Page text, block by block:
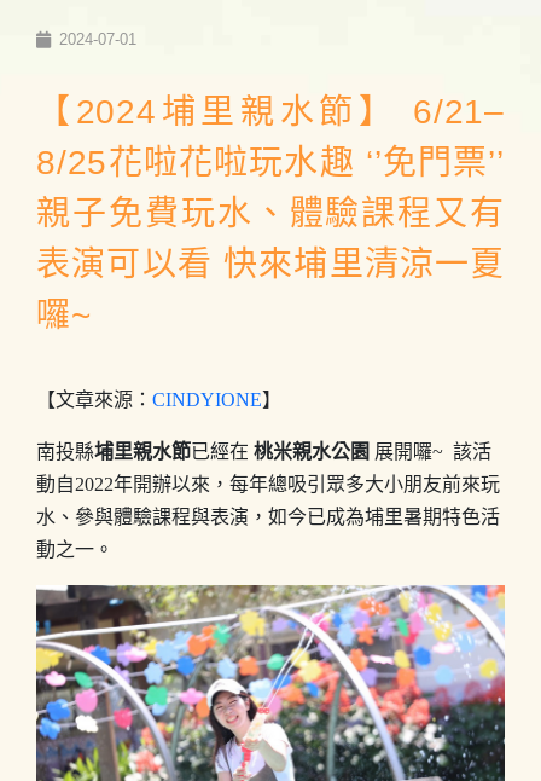
2024-07-01
【2024埔里親水節】 6/21–
8/25花啦花啦玩水趣 ‘’免門票’’
親子免費玩水、體驗課程又有
表演可以看 快來埔里清涼一夏
囉~
【文章來源： CINDYIONE】
南投縣埔里親水節已經在 桃米親水公園 展開囉~ 該活
動自2022年開辦以來，每年總吸引眾多大小朋友前來玩
水、參與體驗課程與表演，如今已成為埔里暑期特色活
動之一。